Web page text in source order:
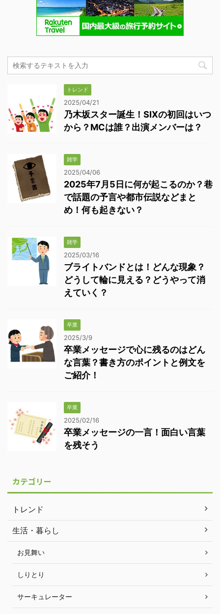
トレンド
2025/04/21
乃木坂スター誕生！SIXの初回はいつ
から？MCは誰？出演メンバーは？
雑学
2025/04/06
2025年7月5日に何が起こるのか？巷
で話題の予言や都市伝説などまと
め！何も起きない？
雑学
2025/03/16
ブライトバンドとは！どんな現象？
どうして輪に見える？どうやって消
えていく？
卒業
2025/3/9
卒業メッセージで心に残るのはどん
な言葉？書き方のポイントと例文を
ご紹介！
卒業
2025/02/16
卒業メッセージの一言！面白い言葉
を残そう
カテゴリー
トレンド
生活・暮らし
お見舞い
しりとり
サーキュレーター